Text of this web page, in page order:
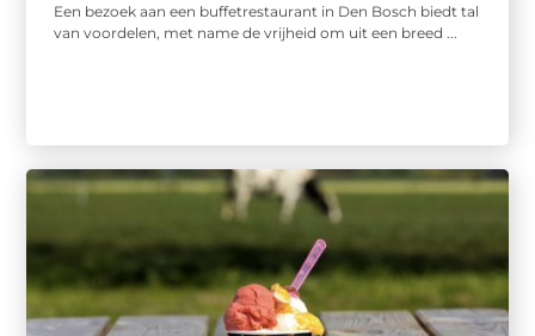
Een bezoek aan een buffetrestaurant in Den Bosch biedt tal
van voordelen, met name de vrijheid om uit een breed ...